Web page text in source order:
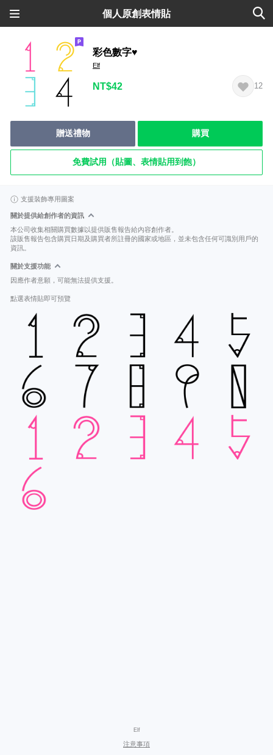
個人原創表情貼
彩色數字♥
Elf
NT$42 12
贈送禮物 購買
免費試用（貼圖、表情貼用到飽）
支援裝飾專用圖案
關於提供給創作者的資訊
本公司收集相關購買數據以提供販售報告給內容創作者。
該販售報告包含購買日期及購買者所註冊的國家或地區，並未包含任何可識別用戶的
資訊。
關於支援功能
因應作者意願，可能無法提供支援。
點選表情貼即可預覽
Elf
注意事項